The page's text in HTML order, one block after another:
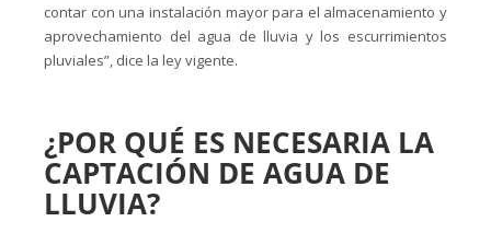
contar con una instalación mayor para el almacenamiento y
aprovechamiento del agua de lluvia y los escurrimientos
pluviales”, dice la ley vigente.
¿POR QUÉ ES NECESARIA LA
CAPTACIÓN DE AGUA DE
LLUVIA?